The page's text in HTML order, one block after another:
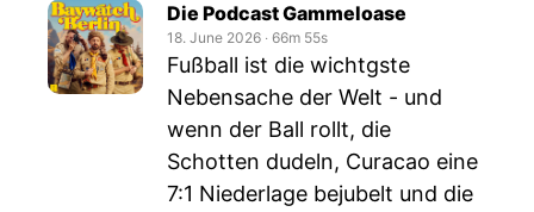
Die Podcast Gammeloase
18. June 2026 ‧ 66m 55s
Fußball ist die wichtgste
Nebensache der Welt - und
wenn der Ball rollt, die
Schotten dudeln, Curacao eine
7:1 Niederlage bejubelt und die